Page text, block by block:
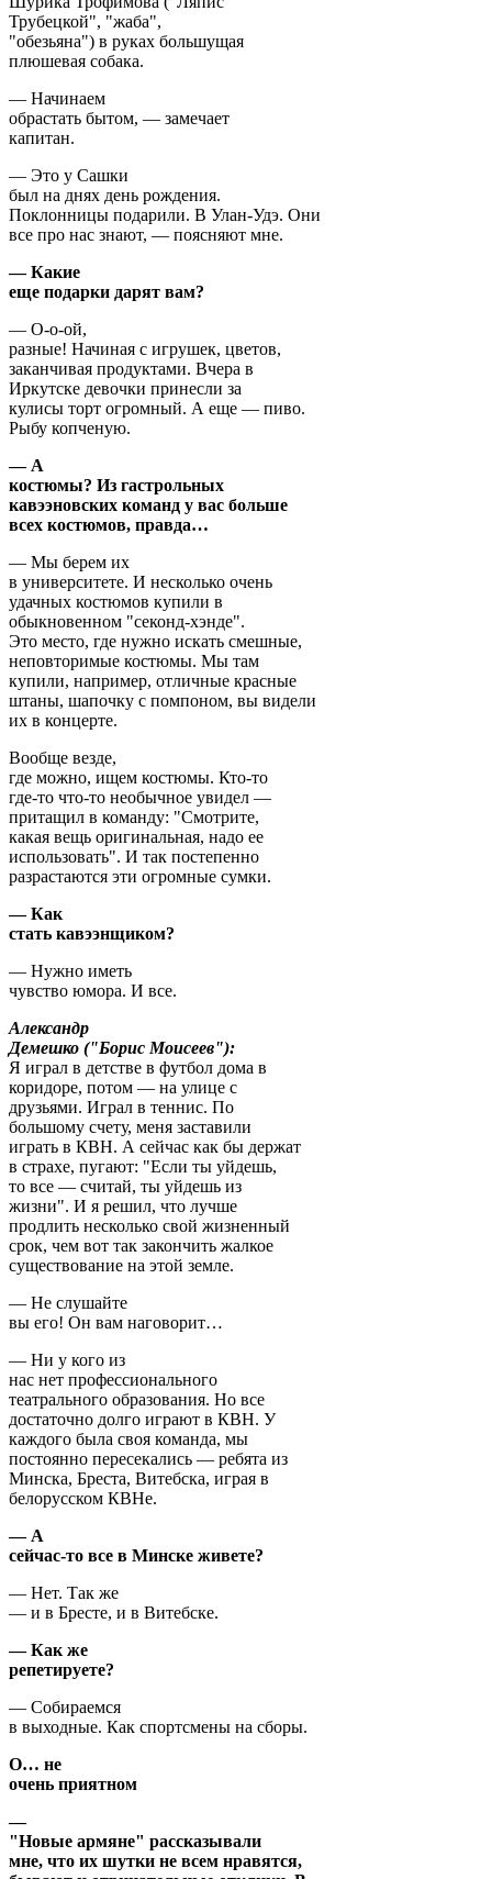
Трубецкой", "жаба",
"обезьяна") в руках большущая
плюшевая собака.
— Начинаем
обрастать бытом, — замечает
капитан.
— Это у Сашки
был на днях день рождения.
Поклонницы подарили. В Улан-Удэ. Они
все про нас знают, — поясняют мне.
— Какие
еще подарки дарят вам?
— О-о-ой,
разные! Начиная с игрушек, цветов,
заканчивая продуктами. Вчера в
Иркутске девочки принесли за
кулисы торт огромный. А еще — пиво.
Рыбу копченую.
— А
костюмы? Из гастрольных
кавээновских команд у вас больше
всех костюмов, правда…
— Мы берем их
в университете. И несколько очень
удачных костюмов купили в
обыкновенном "секонд-хэнде".
Это место, где нужно искать смешные,
неповторимые костюмы. Мы там
купили, например, отличные красные
штаны, шапочку с помпоном, вы видели
их в концерте.
Вообще везде,
где можно, ищем костюмы. Кто-то
где-то что-то необычное увидел —
притащил в команду: "Смотрите,
какая вещь оригинальная, надо ее
использовать". И так постепенно
разрастаются эти огромные сумки.
— Как
стать кавээнщиком?
— Нужно иметь
чувство юмора. И все.
Александр
Демешко ("Борис Моисеев"):
Я играл в детстве в футбол дома в
коридоре, потом — на улице с
друзьями. Играл в теннис. По
большому счету, меня заставили
играть в КВН. А сейчас как бы держат
в страхе, пугают: "Если ты уйдешь,
то все — считай, ты уйдешь из
жизни". И я решил, что лучше
продлить несколько свой жизненный
срок, чем вот так закончить жалкое
существование на этой земле.
— Не слушайте
вы его! Он вам наговорит…
— Ни у кого из
нас нет профессионального
театрального образования. Но все
достаточно долго играют в КВН. У
каждого была своя команда, мы
постоянно пересекались — ребята из
Минска, Бреста, Витебска, играя в
белорусском КВНе.
— А
сейчас-то все в Минске живете?
— Нет. Так же
— и в Бресте, и в Витебске.
— Как же
репетируете?
— Собираемся
в выходные. Как спортсмены на сборы.
О… не
очень приятном
—
"Новые армяне" рассказывали
мне, что их шутки не всем нравятся,